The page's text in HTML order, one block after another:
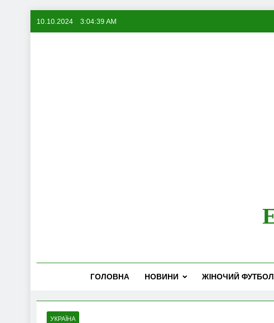
10.10.2024 3:04:40 AM
ГОЛОВНА НОВИНИ ЖІНОЧИЙ ФУТБОЛ
УКРАЇНА